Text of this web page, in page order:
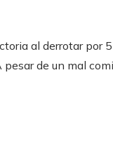
al derrotar por
de un mal